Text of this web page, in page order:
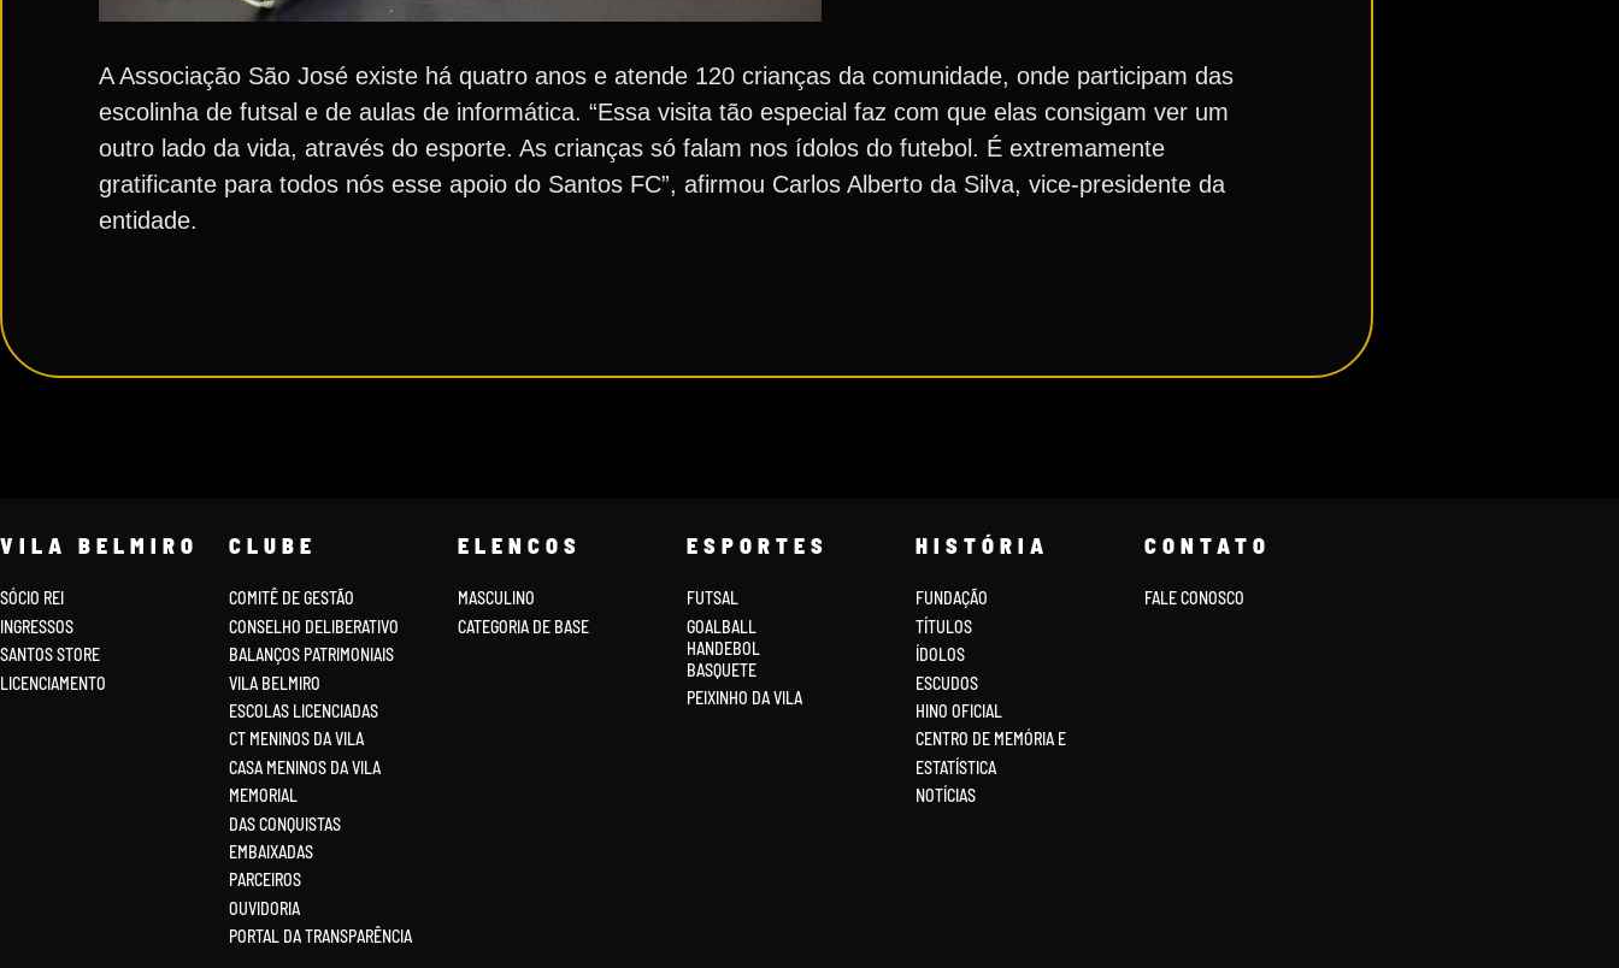
A Associação São José existe há quatro anos e atende 120 crianças da comunidade, onde participam das
escolinha de futsal e de aulas de informática. “Essa visita tão especial faz com que elas consigam ver um
outro lado da vida, através do esporte. As crianças só falam nos ídolos do futebol. É extremamente
gratificante para todos nós esse apoio do Santos FC”, afirmou Carlos Alberto da Silva, vice-presidente da
entidade.
VILA BELMIRO
SÓCIO REI
INGRESSOS
SANTOS STORE
LICENCIAMENTO
CLUBE
COMITÊ DE GESTÃO
CONSELHO DELIBERATIVO
BALANÇOS PATRIMONIAIS
VILA BELMIRO
ESCOLAS LICENCIADAS
CT MENINOS DA VILA
CASA MENINOS DA VILA
MEMORIAL
DAS CONQUISTAS
EMBAIXADAS
PARCEIROS
OUVIDORIA
PORTAL DA TRANSPARÊNCIA
ELENCOS
MASCULINO
CATEGORIA DE BASE
ESPORTES
FUTSAL
GOALBALL
HANDEBOL
BASQUETE
PEIXINHO DA VILA
HISTÓRIA
FUNDAÇÃO
TÍTULOS
ÍDOLOS
ESCUDOS
HINO OFICIAL
CENTRO DE MEMÓRIA E
ESTATÍSTICA
NOTÍCIAS
CONTATO
FALE CONOSCO